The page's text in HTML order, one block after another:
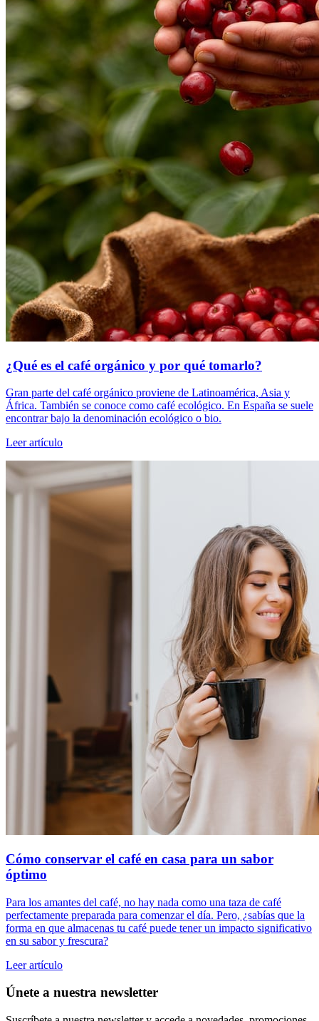
¿Qué es el café orgánico y por qué tomarlo?
Gran parte del café orgánico proviene de Latinoamérica, Asia y
África. También se conoce como café ecológico. En España se suele
encontrar bajo la denominación ecológico o bio.
Leer artículo
Cómo conservar el café en casa para un sabor
óptimo
Para los amantes del café, no hay nada como una taza de café
perfectamente preparada para comenzar el día. Pero, ¿sabías que la
forma en que almacenas tu café puede tener un impacto significativo
en su sabor y frescura?
Leer artículo
Únete a nuestra newsletter